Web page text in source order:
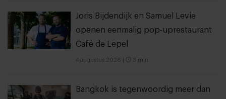
Joris Bijdendijk en Samuel Levie
openen eenmalig pop-uprestaurant
Café de Lepel
4 augustus 2026 3 min
Bangkok is tegenwoordig meer dan